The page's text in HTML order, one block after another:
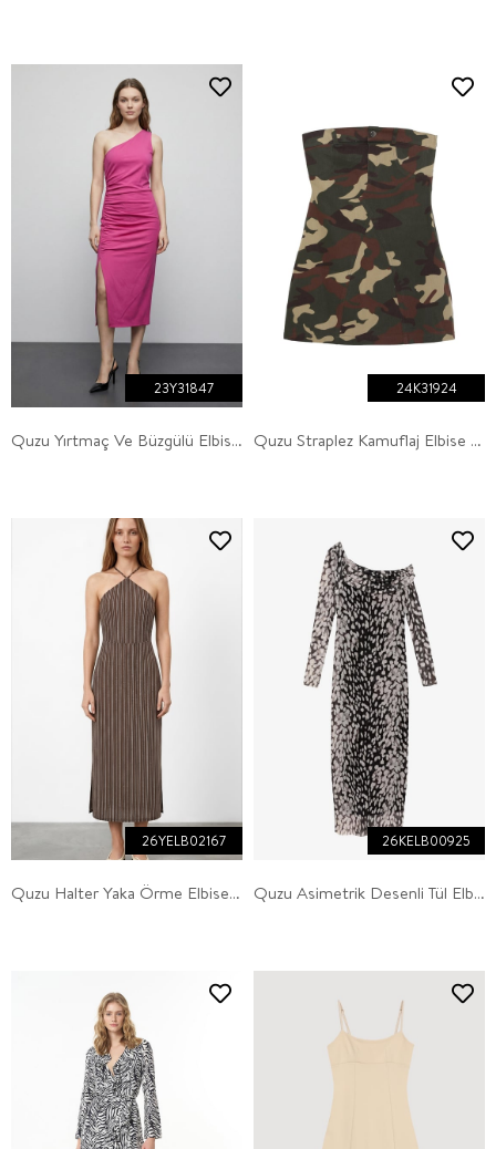
Quzu Yırtmaç Ve Büzgülü Elbise Fuşya
23Y31847
Quzu Straplez Kamuflaj Elbise Haki
24K31924
Quzu Halter Yaka Örme Elbise Kahve
26YELB02167
Quzu Asimetrik Desenli Tül Elbise Siyah
26KELB00925